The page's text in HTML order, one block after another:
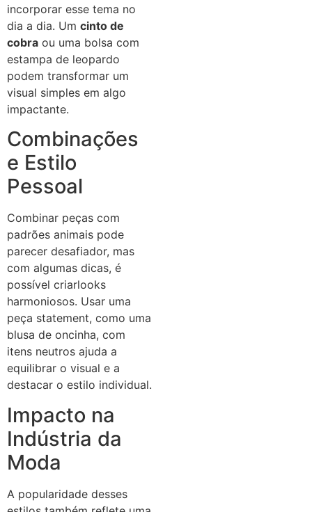
incorporar esse tema no
dia a dia. Um cinto de
cobra ou uma bolsa com
estampa de leopardo
podem transformar um
visual simples em algo
impactante.
Combinações
e Estilo
Pessoal
Combinar peças com
padrões animais pode
parecer desafiador, mas
com algumas dicas, é
possível criarlooks
harmoniosos. Usar uma
peça statement, como uma
blusa de oncinha, com
itens neutros ajuda a
equilibrar o visual e a
destacar o estilo individual.
Impacto na
Indústria da
Moda
A popularidade desses